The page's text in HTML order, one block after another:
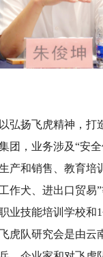
弘扬飞虎精神，打
团，业务涉及“安
产和销售、教育培
作犬、进出口贸易
业技能培训学校和
虎队研究会是由云